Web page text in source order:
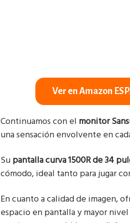
Ver en Amazon
Continuamos con el monitor
una sensación envolvente en
Supantalla curva 1500R de 34
cómodo, ideal tanto para jugar
En cuanto a calidad de imagen,
espacio en pantalla y mayor